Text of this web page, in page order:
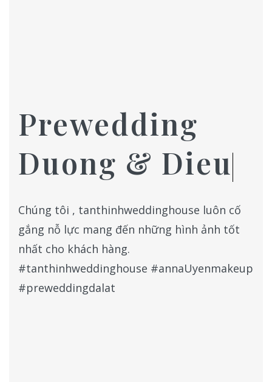
Prewedding
Duong & Dieu
Chúng tôi , tanthinhweddinghouse luôn cố
gắng nỗ lực mang đến những hình ảnh tốt
nhất cho khách hàng.
#tanthinhweddinghouse #annaUyenmakeup
#preweddingdalat